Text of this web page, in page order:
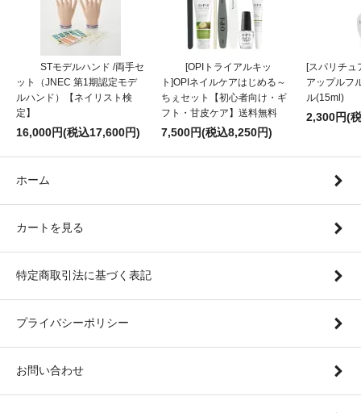
STモデルハンド /両手セ
ット（JNEC 第1期認定モデ
ルハンド）【ネイリスト検
定】
16,000円(税込17,600円)
[OPIトライアルキッ
ト]OPIネイルケアはじめる～
ちぇセット【初心者向け・ギ
フト・甘皮ケア】送料無料
7,500円(税込8,250円)
[スパリチュ
アップルフ
ル(15ml)
2,300円(
ホーム
カートを見る
特定商取引法に基づく表記
プライバシーポリシー
お問い合わせ